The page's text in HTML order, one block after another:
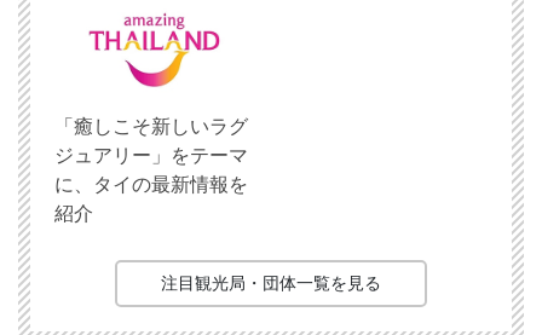
「癒しこそ新しいラグ
ジュアリー」をテーマ
に、タイの最新情報を
紹介
注目観光局・団体一覧を見る